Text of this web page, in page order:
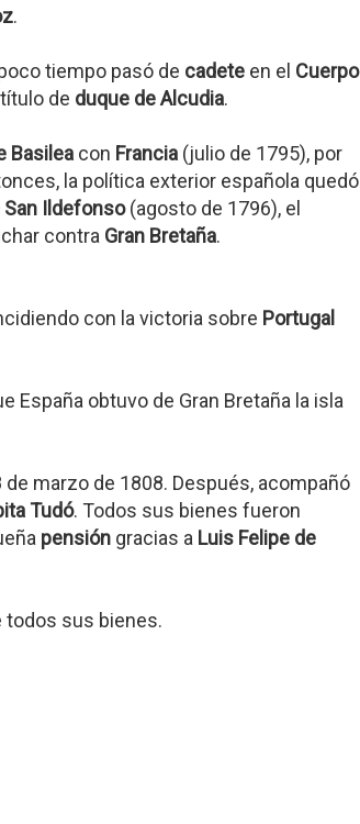
.
tiempo pasó de cadete en el Cuerpo
de duque de Alcudia.
Basilea con Francia (julio de 1795), por
la política exterior española quedó
San Ildefonso(agosto de 1796), el
contra Gran Bretaña.
con la victoria sobre Portugal
España obtuvo de Gran Bretaña la isla
de marzo de 1808. Después, acompañó
Tudó. Todos sus bienes fueron
pensión gracias a Luis Felipe de
todos sus bienes.